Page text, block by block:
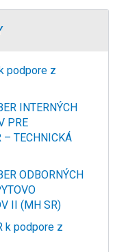
podpore z
INTERNÝCH
PRE
– TECHNICKÁ
ODBORNÝCH
II (MH SR)
k podpore z